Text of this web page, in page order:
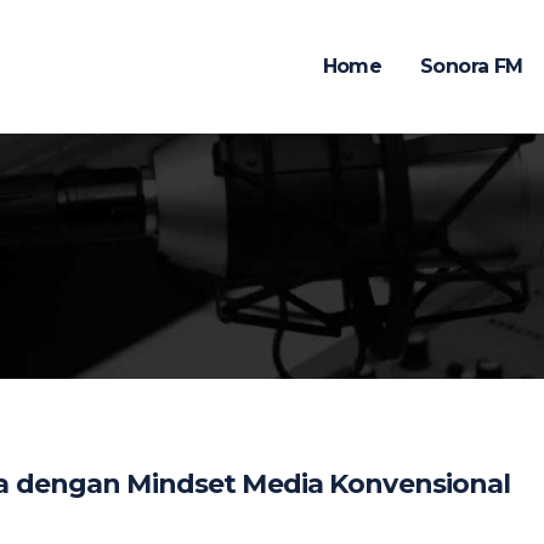
Home Sonora FM
dengan Mindset Media Konvensional